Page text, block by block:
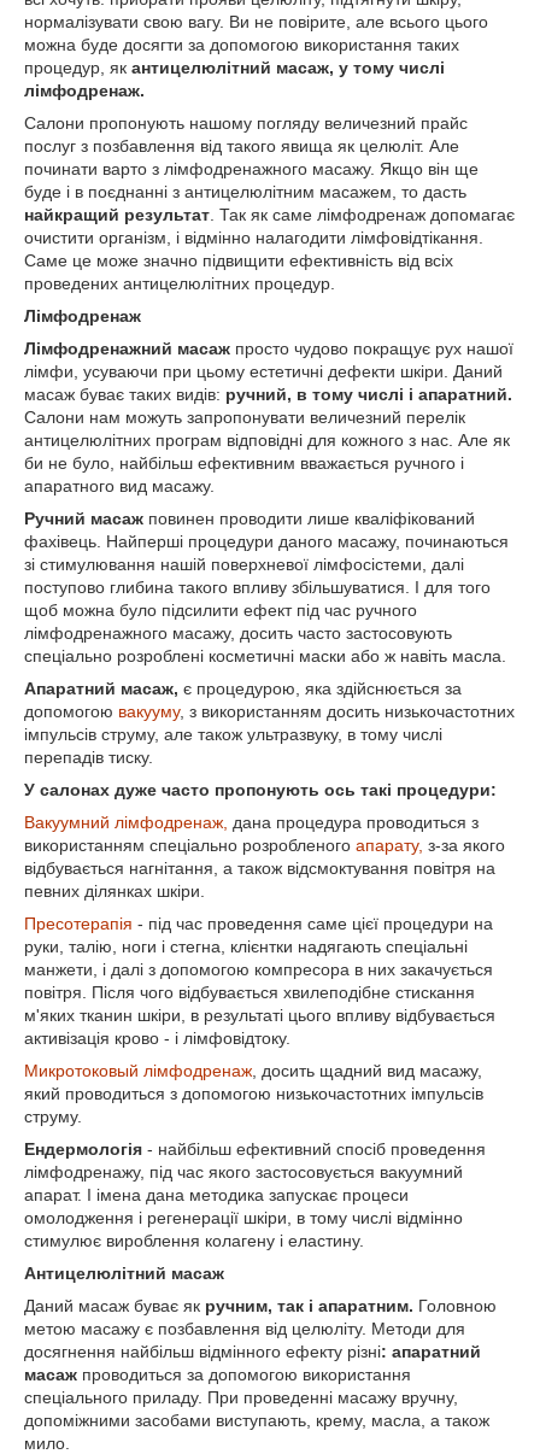
нормалізувати свою вагу. Ви не повірите, але всього цього
можна буде досягти за допомогою використання таких
процедур, як антицелюлітний масаж, у тому числі
лімфодренаж.
Салони пропонують нашому погляду величезний прайс
послуг з позбавлення від такого явища як целюліт. Але
починати варто з лімфодренажного масажу. Якщо він ще
буде і в поєднанні з антицелюлітним масажем, то дасть
найкращий результат . Так як саме лімфодренаж допомагає
очистити організм, і відмінно налагодити лімфовідтікання.
Саме це може значно підвищити ефективність від всіх
проведених антицелюлітних процедур.
Лімфодренаж
Лімфодренажний масаж просто чудово покращує рух нашої
лімфи, усуваючи при цьому естетичні дефекти шкіри. Даний
масаж буває таких видів: ручний, в тому числі і апаратний.
Салони нам можуть запропонувати величезний перелік
антицелюлітних програм відповідні для кожного з нас. Але як
би не було, найбільш ефективним вважається ручного і
апаратного вид масажу.
Ручний масаж повинен проводити лише кваліфікований
фахівець. Найперші процедури даного масажу, починаються
зі стимулювання нашій поверхневої лімфосістеми, далі
поступово глибина такого впливу збільшуватися. І для того
щоб можна було підсилити ефект під час ручного
лімфодренажного масажу, досить часто застосовують
спеціально розроблені косметичні маски або ж навіть масла.
Апаратний масаж, є процедурою, яка здійснюється за
допомогою вакууму, з використанням досить низькочастотних
імпульсів струму, але також ультразвуку, в тому числі
перепадів тиску.
У салонах дуже часто пропонують ось такі процедури:
Вакуумний лімфодренаж, дана процедура проводиться з
використанням спеціально розробленого апарату, з-за якого
відбувається нагнітання, а також відсмоктування повітря на
певних ділянках шкіри.
Пресотерапія - під час проведення саме цієї процедури на
руки, талію, ноги і стегна, клієнтки надягають спеціальні
манжети, і далі з допомогою компресора в них закачується
повітря. Після чого відбувається хвилеподібне стискання
м'яких тканин шкіри, в результаті цього впливу відбувається
активізація крово - і лімфовідтоку.
Микротоковый лімфодренаж , досить щадний вид масажу,
який проводиться з допомогою низькочастотних імпульсів
струму.
Ендермологія - найбільш ефективний спосіб проведення
лімфодренажу, під час якого застосовується вакуумний
апарат. І імена дана методика запускає процеси
омолодження і регенерації шкіри, в тому числі відмінно
стимулює вироблення колагену і еластину.
Антицелюлітний масаж
Даний масаж буває як ручним, так і апаратним. Головною
метою масажу є позбавлення від целюліту. Методи для
досягнення найбільш відмінного ефекту різні: апаратний
масаж проводиться за допомогою використання
спеціального приладу. При проведенні масажу вручну,
допоміжними засобами виступають, крему, масла, а також
мило.